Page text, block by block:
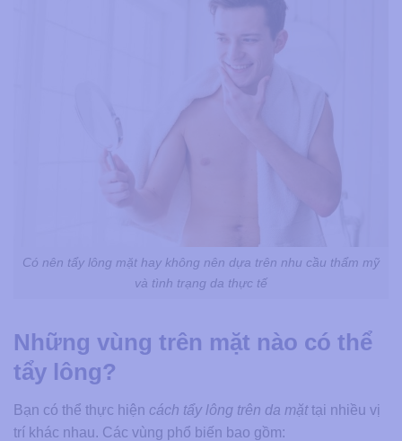
Có nên tẩy lông mặt hay không nên dựa trên nhu cầu thẩm mỹ
và tình trạng da thực tế
Những vùng trên mặt nào có thể
tẩy lông?
Bạn có thể thực hiện cách tẩy lông trên da mặt​tại nhiều vị
trí khác nhau. Các vùng phổ biến bao gồm: